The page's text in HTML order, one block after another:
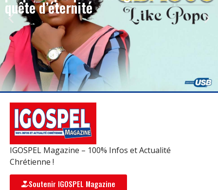
quête d’éternité
IGOSPEL Magazine – 100% Infos et Actualité
Chrétienne !
Soutenir IGOSPEL Magazine